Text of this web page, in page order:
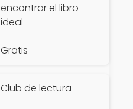
encontrar el libro
ideal
Gratis
Club de lectura